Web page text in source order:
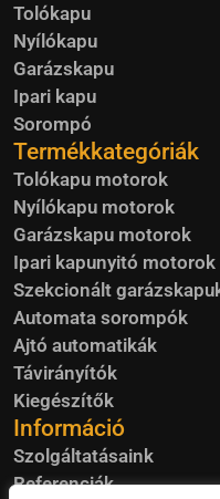
Tolókapu
Nyílókapu
Garázskapu
Ipari kapu
Sorompó
Termékkategóriák
Tolókapu motorok
Nyílókapu motorok
Garázskapu motorok
Ipari kapunyitó motorok
Szekcionált
Automata sorompók
Ajtó automatikák
Távirányítók
Kiegészítők
Információ
Szolgáltatásaink
Referenciák